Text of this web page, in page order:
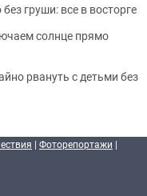
груши: все в восторге
солнце прямо
рвануть с детьми без
| Фоторепортажи |